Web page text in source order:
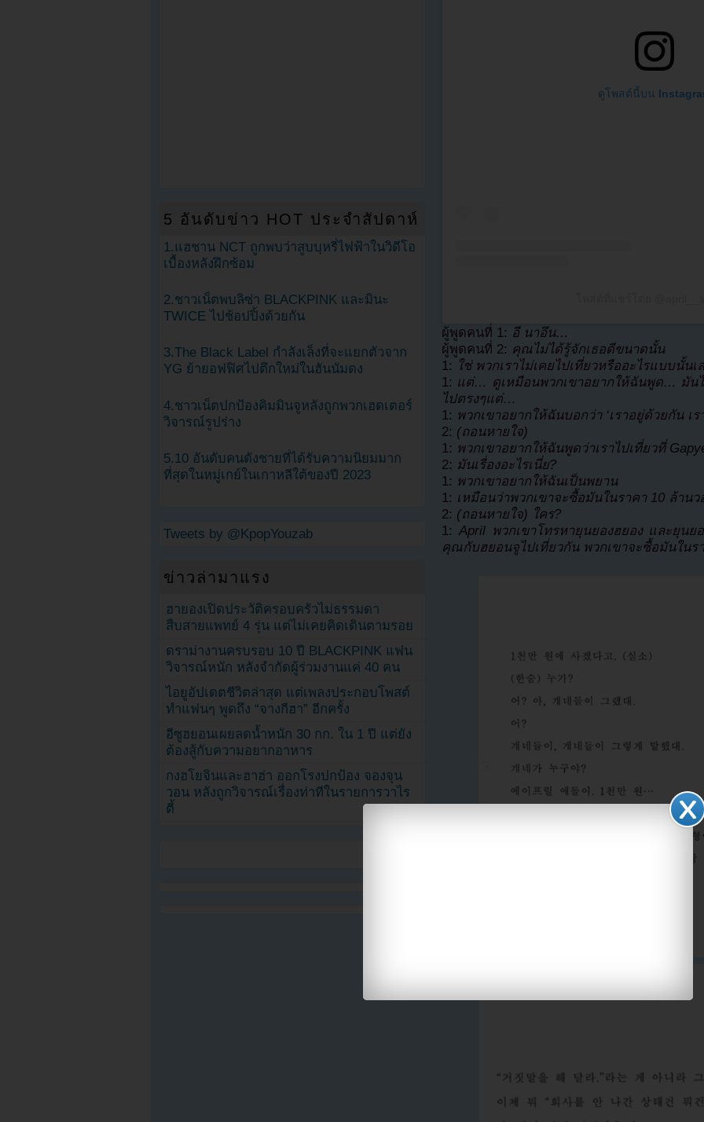
ดูโพสต์นี้บน
ผู้พูดคนที่ 1: อี นาอึน…
ผู้พูดคนที่ 2: คุณไม่ได้รู้จักเธอดีขนาดนั้น
1: ใช่ พวกเราไม่เคยไปเที่ยวหรืออะไรแบบนั้นเ
1: แต่… ดูเหมือนพวกเขาอยากให้ฉันพูด… มัน
ไปตรงๆแต่…
1: พวกเขาอยากให้ฉันบอกว่า ‘เราอยู่ด้วยกัน เร
2: (ถอนหายใจ)
1: พวกเขาอยากให้ฉันพูดว่าเราไปเที่ยวที่
2: มันเรื่องอะไรเนี่ย?
1: พวกเขาอยากให้ฉันเป็นพยาน
1: เหมือนว่าพวกเขาจะซื้อมันในราคา 10 ล้านว
2: (ถอนหายใจ) ใคร?
1:April พวกเขาโทรหายุนยองฮยอง และยุน
คุณกับฮยอนจูไปเที่ยวกัน พวกเขาจะซื้อมันในร
5 อันดับข่าว HOT ประจำสัปดาห์
1.แฮชาน NCT ถูกพบว่าสูบบุหรี่ไฟฟ้าในวิดีโอ
เบื้องหลังฝึกซ้อม
2.ชาวเน็ตพบลิซ่า BLACKPINK และมินะ
TWICE ไปช้อปปิ้งด้วยกัน
3.The Black Label กำลังเล็งที่จะแยกตัวจาก
YG ย้ายอฟฟิศไปตึกใหม่ในฮันนัมดง
4.ชาวเน็ตปกป้องคิมมินจูหลังถูกพวกเฮดเตอร์
วิจารณ์รูปร่าง
5.10 อันดับคนดังชายที่ได้รับความนิยมมาก
ที่สุดในหมู่เกย์ในเกาหลีใต้ของปี 2023
Tweets by @KpopYouzab
ข่าวล่ามาแรง
ฮายองเปิดประวัติครอบครัวไม่ธรรมดา
สืบสายแพทย์ 4 รุ่น แต่ไม่เคยคิดเดินตามรอย
ดราม่างานครบรอบ 10 ปี BLACKPINK แฟน
วิจารณ์หนัก หลังจำกัดผู้ร่วมงานแค่ 40 คน
ไอยูอัปเดตชีวิตล่าสุด แต่เพลงประกอบโพสต์
ทำแฟนๆ พูดถึง “จางกีฮา” อีกครั้ง
อีซูฮยอนเผยลดน้ำหนัก 30 กก. ใน 1 ปี แต่ยัง
ต้องสู้กับความอยากอาหาร
กงฮโยจินและฮาฮ่า ออกโรงปกป้อง จองจุน
วอน หลังถูกวิจารณ์เรื่องท่าทีในรายการวาไร
ตี้